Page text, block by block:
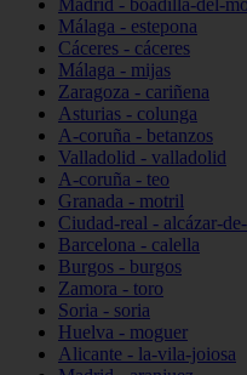
Madrid - boadilla-del-
Málaga - estepona
Cáceres - cáceres
Málaga - mijas
Zaragoza - cariñena
Asturias - colunga
A-coruña - betanzos
Valladolid - valladolid
A-coruña - teo
Granada - motril
Ciudad-real - alcázar-
Barcelona - calella
Burgos - burgos
Zamora - toro
Soria - soria
Huelva - moguer
Alicante - la-vila-joiosa